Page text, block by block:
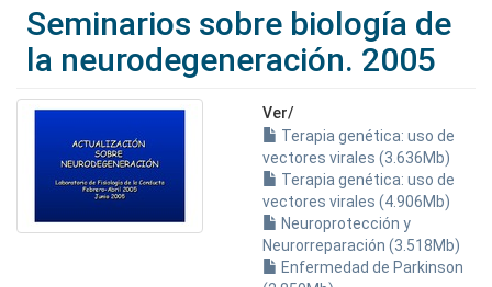
Seminarios sobre biología de
la neurodegeneración. 2005
Ver/
Terapia genética: uso de
vectores virales (3.636Mb)
Terapia genética: uso de
vectores virales (4.906Mb)
Neuroprotección y
Neurorreparación (3.518Mb)
Enfermedad de Parkinson